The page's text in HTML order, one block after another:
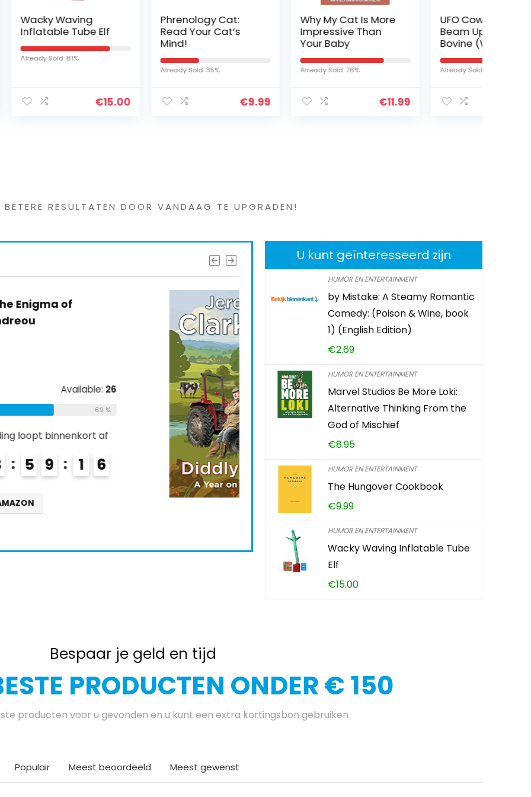
Elf
15.00
Phrenology Cat:
Read Your Cat’s
Mind!
€9.99
Why My Cat Is More
Impressive Than
Already Sold: 76%
€11.99
UFO Cow Abduction:
Beam Up Your
Bovine (With Light
and Sound!)
Already Sold: 52%
€11.18
RESULTATEN DOOR VANDAAG TE UPGRADEN!
Diddly Squat: The No 1 Sunday
Times bestseller
Already Sold:21 Available:31
68 %
Schiet op! Aanbieding loopt binnenkort af
2 1 5
The
U kunt geïnteresseerd zijn
HUMOR EN ENTERTAINMENT
by Mistake: A Steamy Romantic
Comedy: (Poison & Wine, book
1) (English Edition)
€2.69
HUMOR EN ENTERTAINMENT
Marvel Studios Be More Loki:
Alternative Thinking From the
God of Mischief
€8.95
HUMOR EN ENTERTAINMENT
The Hungover Cookbook
€9.99
HUMOR EN ENTERTAINMENT
Wacky Waving Inflatable Tube
Elf
€15.00
Bespaar je geld en tijd
PRODUCTEN ONDER € 150
producten voor u gevonden en u kunt een extra kortingsbon gebruiken
Populair Meest beoordeeld Meest gewenst